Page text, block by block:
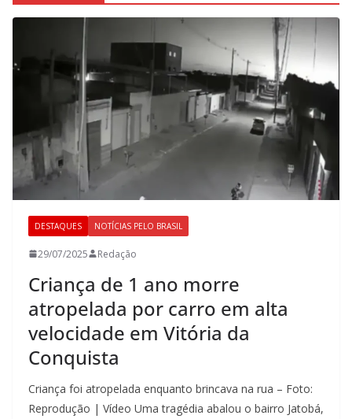
DESTAQUES NOTÍCIAS PELO BRASIL
29/07/2025 Redação
Criança de 1 ano morre
atropelada por carro em alta
velocidade em Vitória da
Conquista
Criança foi atropelada enquanto brincava na rua – Foto:
Reprodução | Vídeo Uma tragédia abalou o bairro Jatobá,